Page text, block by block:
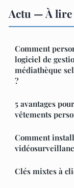
Actu — À lire
Comment
logiciel de
médiathèque
?
5 avantages
vêtements
Comment
Clés mixtes à